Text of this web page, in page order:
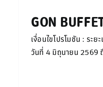
GON
เงื่อนไขโปรโมชัน : ระย
วันที่ 4 มิถุนายน 2569